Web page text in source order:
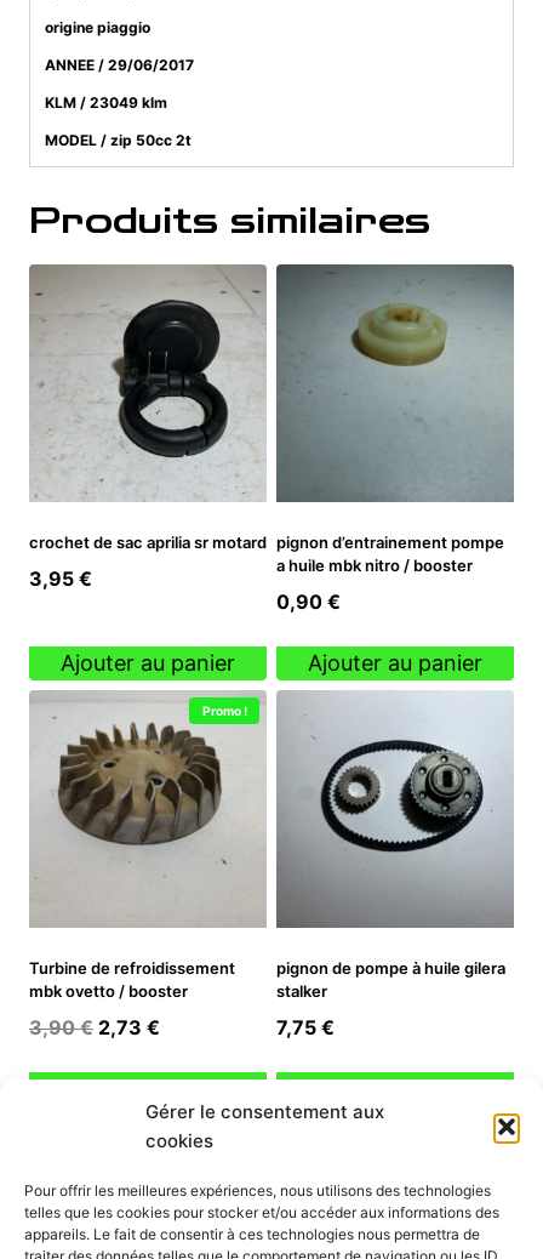
Gérer le consentement aux
cookies
Pour offrir les meilleures expériences, nous utilisons des technologies
telles que les cookies pour stocker et/ou accéder aux informations des
appareils. Le fait de consentir à ces technologies nous permettra de
origine piaggio
ANNEE / 29/06/2017
KLM / 23049 klm
MODEL / zip 50cc 2t
Produits similaires
crochet de sac aprilia sr motard
3,95 €
Ajouter au panier
pignon d’entrainement pompe
a huile mbk nitro / booster
0,90 €
Ajouter au panier
Promo !
Turbine de refroidissement
mbk ovetto / booster
3,90€ Le
initial
était :
3,90 €.
2,73 €
actuel
est :
2,73 €.
pignon de pompe à huile gilera
stalker
7,75 €
INFORMATION
Mon compte